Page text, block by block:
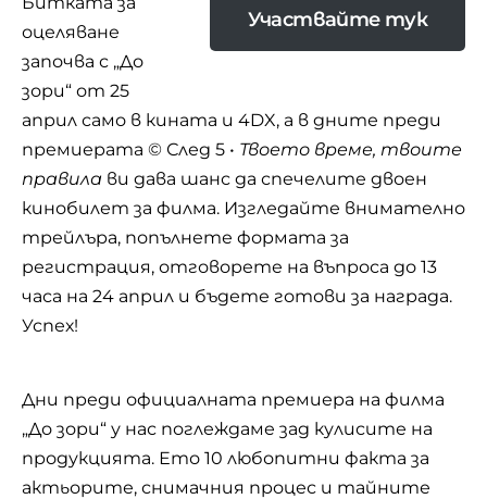
Участвайте тук
оцеляване
започва с „До
зори“ от 25
април само в кината и 4DX, а в дните преди
премиерата © След 5 • Твоето време, твоите
правила ви дава шанс да спечелите двоен
кинобилет за филма. Изгледайте внимателно
трейлъра, попълнете формата за
регистрация, отговорете на въпроса до 13
часа на 24 април и бъдете готови за награда.
Успех!
Дни преди официалната премиера на филма
„До зори“ у нас поглеждаме зад кулисите на
продукцията. Ето 10 любопитни факта за
актьорите, снимачния процес и тайните